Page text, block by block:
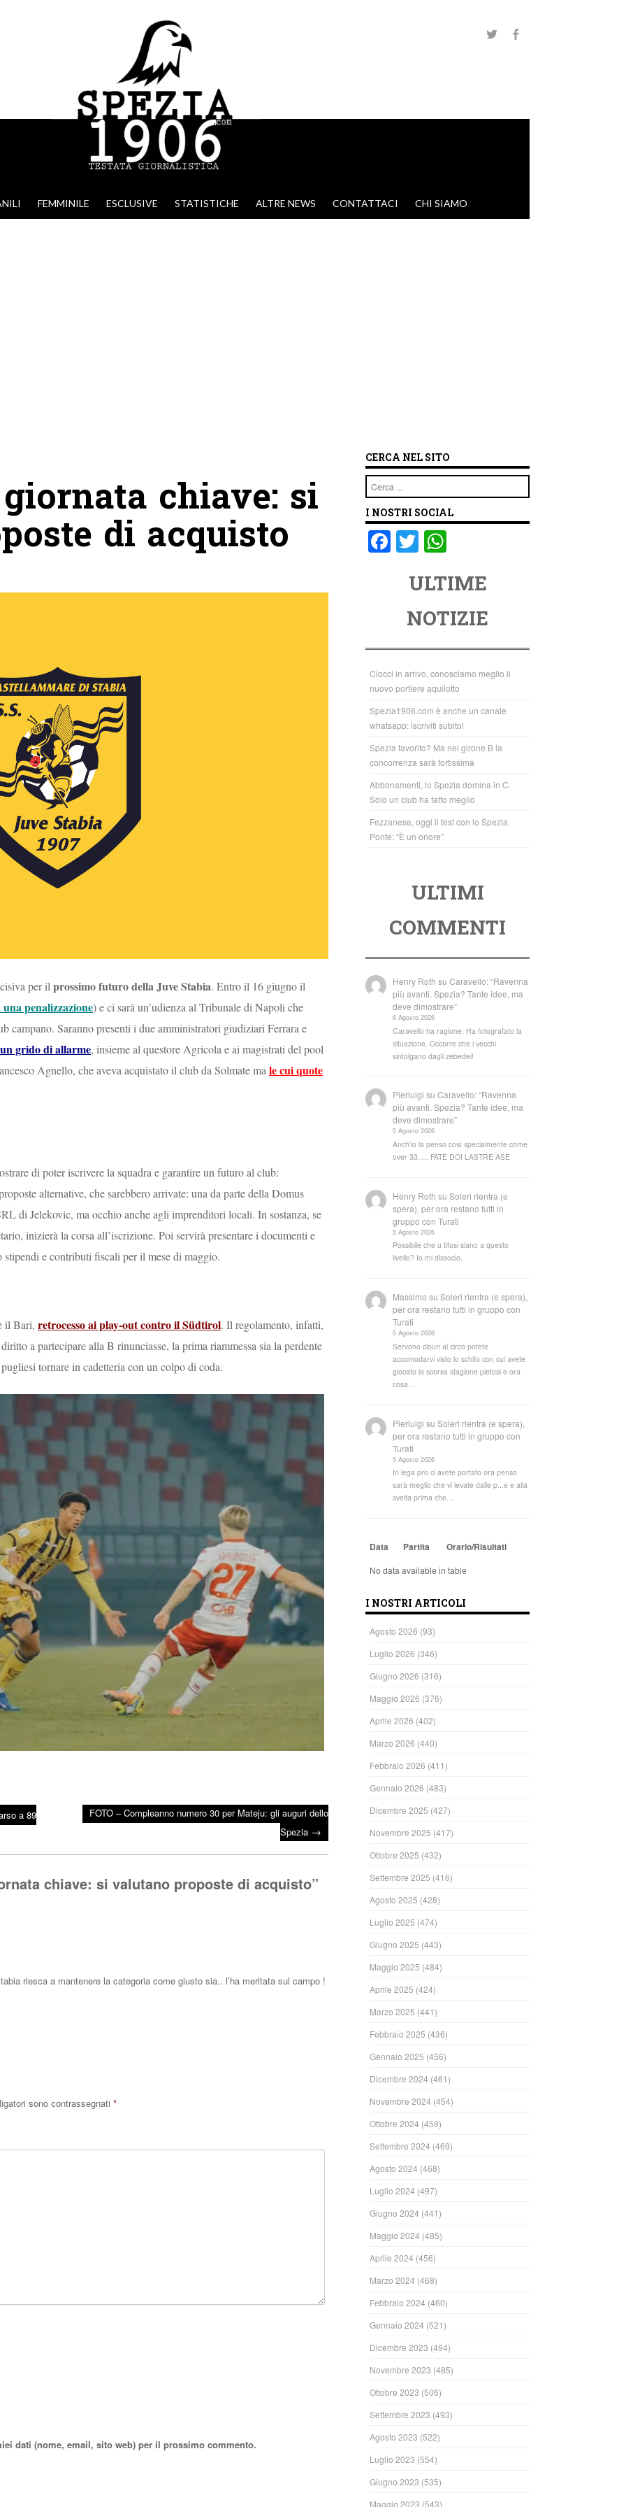
FEMMINILE ESCLUSIVE STATISTICHE ALTRE NEWS CONTATTACI CHI SIAMO
chiave: si
di acquisto
per il prossimo futuro della Juve Stabia. Entro il 16 giugno il
una penalizzazione) e ci sarà un’udienza al Tribunale di Napoli che
campano. Saranno presenti i due amministratori giudiziari Ferrara e
grido di allarme, insieme al questore Agricola e ai magistrati del pool
Agnello, che aveva acquistato il club da Solmate ma le cui quote
di poter iscrivere la squadra e garantire un futuro al club:
alternative, che sarebbero arrivate: una da parte della Domus
di Jelekovic, ma occhio anche agli imprenditori locali. In sostanza, se
inizierà la corsa all’iscrizione. Poi servirà presentare i documenti e
e contributi fiscali per il mese di maggio.
il Bari, retrocesso ai play-out contro il Südtirol. Il regolamento, infatti,
a partecipare alla B rinunciasse, la prima riammessa sia la perdente
tornare in cadetteria con un colpo di coda.
a 89
FOTO – Compleanno numero 30 per Mateju: gli auguri dello
Spezia →
chiave: si valutano proposte di acquisto”
riesca a mantenere la categoria come giusto sia.. l’ha meritata sul campo !
sono contrassegnati *
dati (nome, email, sito web) per il prossimo commento.
CERCA NEL SITO
Cerca
I NOSTRI SOCIAL
F
o
o
k
T
tt
er
at
s
A
p
p
ULTIME
NOTIZIE
Ciocci in arrivo, conosciamo meglio il
nuovo portiere aquilotto
Spezia1906.com è anche un canale
whatsapp: iscriviti subito!
Spezia favorito? Ma nel girone B la
concorrenza sarà fortissima
Abbonamenti, lo Spezia domina in C.
Solo un club ha fatto meglio
Fezzanese, oggi il test con lo Spezia.
Ponte: “È un onore”
ULTIMI
COMMENTI
Henry Roth suCaravello: “Ravenna
più avanti. Spezia? Tante idee, ma
deve dimostrare”
6 Agosto 2026
Caravello ha ragione. Ha fotografato la
situazione. Occorre che i vecchi
sintolgano dagli zebedei!
Pierluigi suCaravello: “Ravenna
più avanti. Spezia? Tante idee, ma
deve dimostrare”
5 Agosto 2026
Anch'io la penso così specialmente come
over 33..... FATE DOI LASTRE ASE
Henry Roth suSoleri rientra (e
spera), per ora restano tutti in
gruppo con Turati
5 Agosto 2026
Possibile che u tifosi siano a questo
livello? Io mi dissocio.
Massimo suSoleri rientra (e spera),
per ora restano tutti in gruppo con
Turati
5 Agosto 2026
Servono cloun al circo potete
accomodarvi visto lo schifo con cui avete
giocato la scorsa stagione pietosi e ora
cosa…
Pierluigi suSoleri rientra (e spera),
per ora restano tutti in gruppo con
Turati
5 Agosto 2026
In lega pro ci avete portato ora penso
sarà meglio che vi levate dalle p...e e alla
svelta prima che…
Data Partita Orario/Risultati
No data available in table
I NOSTRI ARTICOLI
Agosto 2026 (93)
Luglio 2026 (346)
Giugno 2026 (316)
Maggio 2026 (376)
Aprile 2026 (402)
Marzo 2026 (440)
Febbraio 2026 (411)
Gennaio 2026 (483)
Dicembre 2025 (427)
Novembre 2025 (417)
Ottobre 2025 (432)
Settembre 2025 (416)
Agosto 2025 (428)
Luglio 2025 (474)
Giugno 2025 (443)
Maggio 2025 (484)
Aprile 2025 (424)
Marzo 2025 (441)
Febbraio 2025 (436)
Gennaio 2025 (456)
Dicembre 2024 (461)
Novembre 2024 (454)
Ottobre 2024 (458)
Settembre 2024 (469)
Agosto 2024 (468)
Luglio 2024 (497)
Giugno 2024 (441)
Maggio 2024 (485)
Aprile 2024 (456)
Marzo 2024 (468)
Febbraio 2024 (460)
Gennaio 2024 (521)
Dicembre 2023 (494)
Novembre 2023 (485)
Ottobre 2023 (506)
Settembre 2023 (493)
Agosto 2023 (522)
Luglio 2023 (554)
Giugno 2023 (535)
Maggio 2023 (543)